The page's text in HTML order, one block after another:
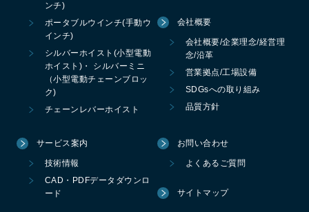
ンチ)
ポータブルウインチ(手動ウ
インチ)
シルバーホイスト(小型電動
ホイスト)・ シルバーミニ
（小型電動チェーンブロッ
ク)
チェーンレバーホイスト
会社概要
会社概要/企業理念/経営理
念/沿革
営業拠点/工場設備
SDGsへの取り組み
品質方針
サービス案内
技術情報
CAD・PDFデータダウンロ
ード
お問い合わせ
よくあるご質問
サイトマップ